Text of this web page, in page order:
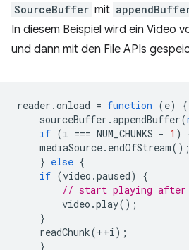
SourceBuffer mit
In diesem Beispiel wird ein Video
und dann mit den File APIs
reader .onload = function (e)
{
sourceBuffer .appendBuffer(
if (i === NUM_CHUNKS - 1 )
mediaSource. endOfStream();
} else {
if (video .paused)
{
// start playing after
video .play();
}
readChunk(++i);
}